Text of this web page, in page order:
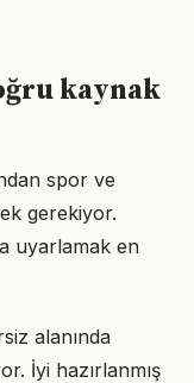
kaynak
spor ve
gerekiyor.
uyarlamak en
alanında
İyi hazırlanmış